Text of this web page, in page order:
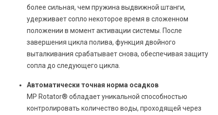
более сильная, чем пружина выдвижной штанги,
удерживает сопло некоторое время в сложенном
положении в момент активации системы. После
завершения цикла полива, функция двойного
выталкивания срабатывает снова, обеспечивая защиту
сопла до следующего цикла.
Автоматически точная норма осадков
MP Rotator® обладает уникальной способностью
контролировать количество воды, проходящей через